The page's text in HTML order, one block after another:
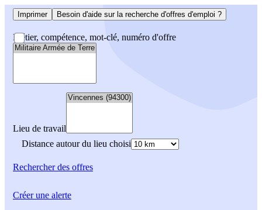
Imprimer Besoin d'aide sur la recherche d'offres d'emploi ?
Métier, compétence, mot-clé, numéro d'offre
Lieu de travail
Distance autour du lieu choisi
Rechercherdes offres
Créer une alerte